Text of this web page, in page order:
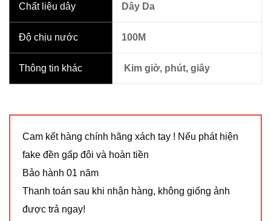
Chất liệu dây Dây Da
Độ chịu nước 100M
Thông tin khác Kim giờ, phút, giây
Cam kết hàng chính hãng xách tay ! Nếu phát hiện
fake đền gấp đôi và hoàn tiền
Bảo hành 01 năm
Thanh toán sau khi nhận hàng, không giống ảnh
được trả ngay!